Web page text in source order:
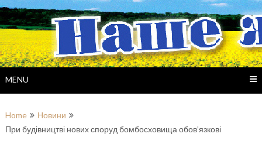
Skip
to
content
MENU
Home
Новини
При будівництві нових споруд бомбосховища обов’язкові